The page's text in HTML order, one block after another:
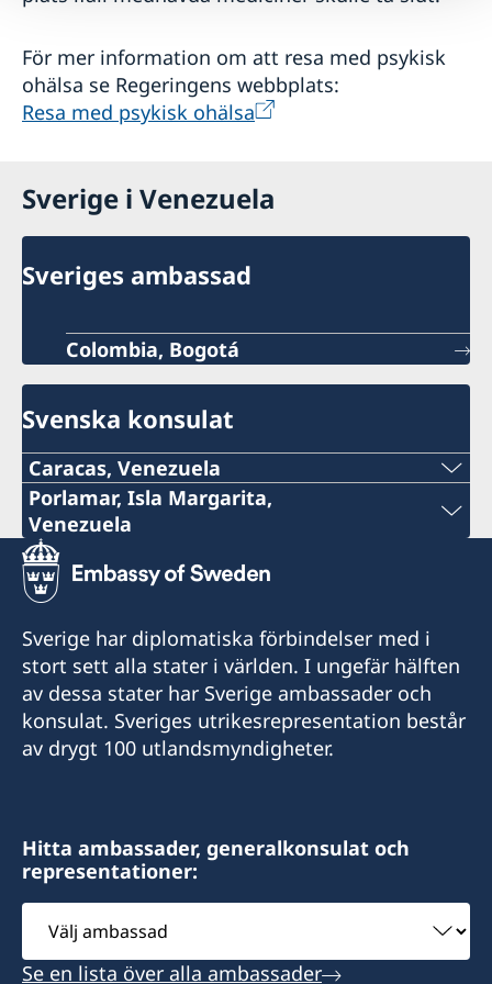
För mer information om att resa med psykisk
ohälsa se Regeringens webbplats:
Resa med psykisk ohälsa
Sverige i Venezuela
Sveriges ambassad
Colombia, Bogotá
Svenska konsulat
Caracas, Venezuela
Telefon:
+58 212 7501040
E-post:
consuladogensuecia@gmail.com
Fax:
+58 212 781 59 32
Öppettider:
måndag, onsdag och torsdag 09.00-12.00
tisdag och fredag enbart vid tidsbokning
Konsul:
Porlamar, Isla Margarita,
Venezuela
Telefon:
+58 295 274 0027
Telefon:
+58 295 274 1935
E-post:
Besöksadress: Avd. Juan Batista Arismendi,
Edificio SCAT, Porlamar
Öppettider: måndag-fredag 09.00-12.00 genom
tidsbokning
Sverige har diplomatiska förbindelser med i
stort sett alla stater i världen. I ungefär hälften
av dessa stater har Sverige ambassader och
konsulat. Sveriges utrikesrepresentation består
av drygt 100 utlandsmyndigheter.
Hitta ambassader, generalkonsulat och
representationer:
Välj
ambassad
Se en lista över alla ambassader